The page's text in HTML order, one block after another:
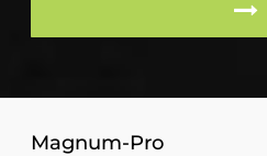
Magnum-Pro